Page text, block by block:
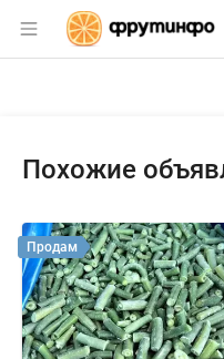
Раздел
Похожие
Продам